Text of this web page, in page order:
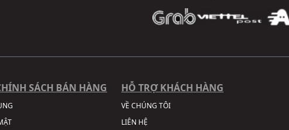
SÁCH BÁN HÀNG HỖ TRỢ KHÁCH HÀNG
VỀ CHÚNG TÔI
LIÊN HỆ